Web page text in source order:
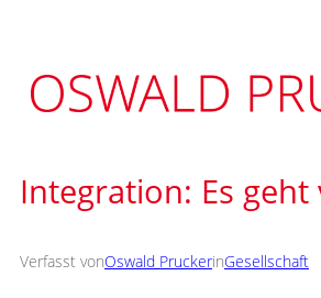
springen
Integration: Es geht
Verfasst vonOswald PruckerinGesellschaft